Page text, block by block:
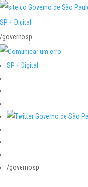
SP + Digital
/governosp
SP + Digital
/governosp